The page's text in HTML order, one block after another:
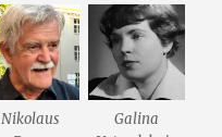
Nikolaus
Galina